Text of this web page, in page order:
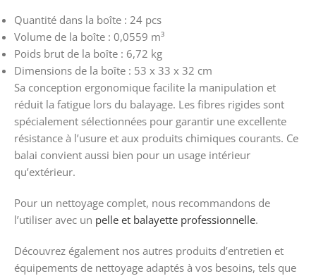
Quantité dans la boîte : 24 pcs
Volume de la boîte : 0,0559 m³
Poids brut de la boîte : 6,72 kg
Dimensions de la boîte : 53 x 33 x 32 cm
Sa conception ergonomique facilite la manipulation et
réduit la fatigue lors du balayage. Les fibres rigides sont
spécialement sélectionnées pour garantir une excellente
résistance à l’usure et aux produits chimiques courants. Ce
balai convient aussi bien pour un usage intérieur
qu’extérieur.
Pour un nettoyage complet, nous recommandons de
l’utiliser avec un pelle et balayette professionnelle.
Découvrez également nos autres produits d’entretien et
équipements de nettoyage adaptés à vos besoins, tels que